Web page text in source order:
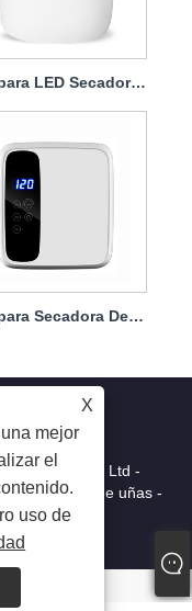
Lámpara LED Secadora de Uñas Recargable 86w Protable
X
mejor
el
uso de
Co., Ltd -
de polvo de uñas -